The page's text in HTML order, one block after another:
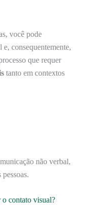
você pode
consequentemente,
que requer
tanto em contextos
não verbal,
o contato visual?